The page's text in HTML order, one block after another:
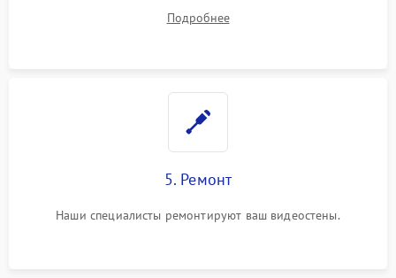
Подробнее
5. Ремонт
Наши специалисты ремонтируют ваш видеостены.